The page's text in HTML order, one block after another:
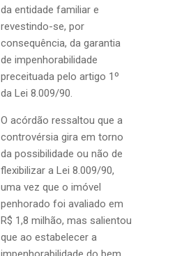
da entidade familiar e
revestindo-se, por
consequência, da garantia
de impenhorabilidade
preceituada pelo artigo 1º
da Lei 8.009/90.
O acórdão ressaltou que a
controvérsia gira em torno
da possibilidade ou não de
flexibilizar a Lei 8.009/90,
uma vez que o imóvel
penhorado foi avaliado em
R$ 1,8 milhão, mas salientou
que ao estabelecer a